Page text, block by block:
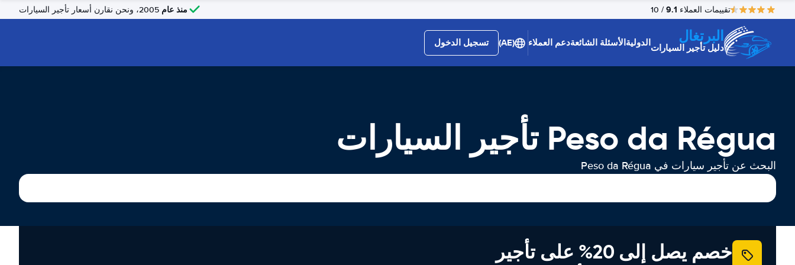
تقييمات العملاء 9.1
/ 10 منذ عام
البرتغال
دليل تأجير السياراتالدوليةالأسئلة الشائعةدعم العملاء (AE) تسجيل الدخول
Peso da Régua تأجير السيارات
البحث عن تأجير سيارات في Peso da Régua
خصم يصل إلى 20% على تأجير